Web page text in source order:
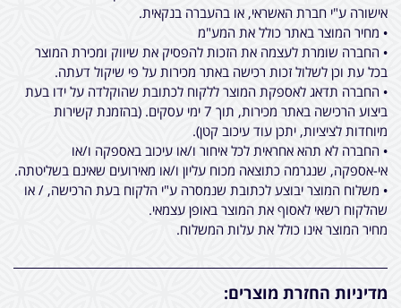
אישורה ע"י חברת האשראי, או בהעברה בנקאית.
• מחיר המוצר באתר כולל את המע"מ
• החברה שומרת לעצמה את הזכות להפסיק את שיווק ומכירת המוצר
בכל עת וכן לשלול זכות רכישה באתר מכירות על פי שיקול דעתה.
• החברה תדאג לאספקת המוצר ללקוח לכתובת שהוקלדה על ידו בעת
ביצוע הרכישה באתר מכירות, תוך 7 ימי עסקים. (בהזמנת קשירות
מיוחדות לציציות, יתכן עוד עיכוב קטן).
• החברה לא תהא אחראית לכל איחור ו/או עיכוב באספקה ו/או
אי-אספקה, שנגרמה כתוצאה מכוח עליון ו/או מאירועים שאינם בשליטתה.
• משלוח המוצר יבוצע לכתובת שנמסרה ע"י הלקוח בעת הרכישה, / או
שהלקוח רשאי לאסוף את המוצר באופן עצמאי.
מחיר המוצר אינו כולל את עלות המשלוח.
מדיניות החזרת מוצרים: